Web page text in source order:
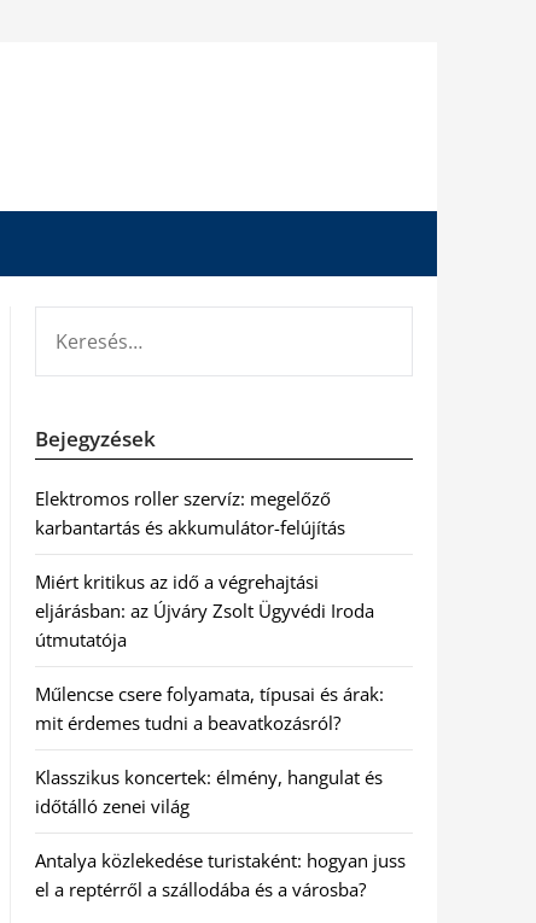
Bejegyzések
Elektromos roller szervíz: megelőző
karbantartás és akkumulátor-felújítás
Miért kritikus az idő a végrehajtási
eljárásban: az Újváry Zsolt Ügyvédi Iroda
útmutatója
Műlencse csere folyamata, típusai és árak:
mit érdemes tudni a beavatkozásról?
Klasszikus koncertek: élmény, hangulat és
időtálló zenei világ
Antalya közlekedése turistaként: hogyan juss
el a reptérről a szállodába és a városba?